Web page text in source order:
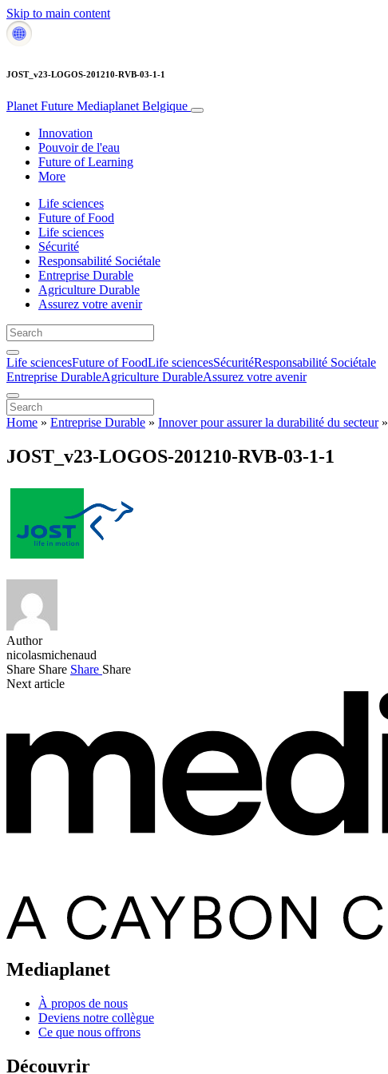
Skip to main content
JOST_v23-LOGOS-201210-RVB-03-1-1
Planet Future Mediaplanet Belgique
Innovation
Pouvoir de l'eau
Future of Learning
More
Life sciences
Future of Food
Life sciences
Sécurité
Responsabilité Sociétale
Entreprise Durable
Agriculture Durable
Assurez votre avenir
Life sciencesFuture of FoodLife sciencesSécuritéResponsabilité Sociétale
Entreprise DurableAgriculture DurableAssurez votre avenir
Home » Entreprise Durable » Innover pour assurer la durabilité du secteur»
JOST_v23-LOGOS-201210-RVB-03-1-1
Author
nicolasmichenaud
Share Share Share Share
Next article
Mediaplanet
À propos de nous
Deviens notre collègue
Ce que nous offrons
Découvrir